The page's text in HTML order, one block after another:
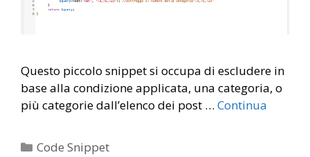
Questo piccolo snippet si occupa di escludere in
base alla condizione applicata, una categoria, o
più categorie dall’elenco dei post … Continua
Categorie
Code Snippet